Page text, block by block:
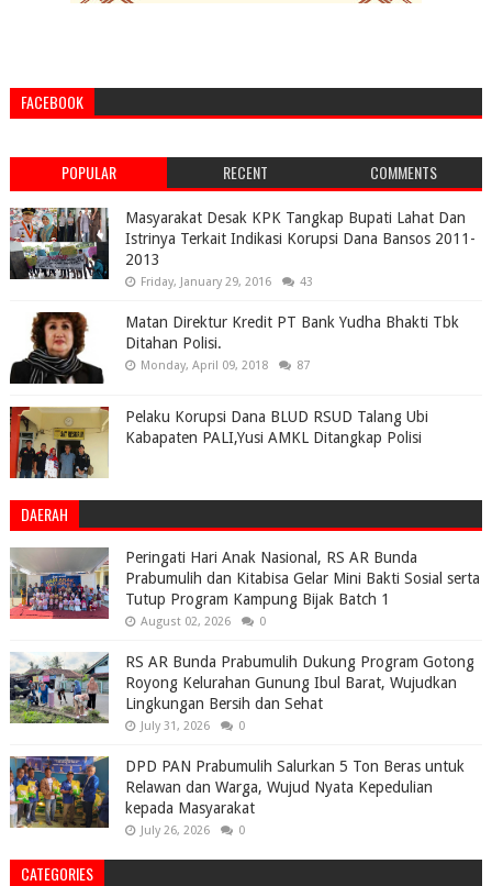
FACEBOOK
POPULAR RECENT COMMENTS
Masyarakat Desak KPK Tangkap Bupati Lahat Dan
Istrinya Terkait Indikasi Korupsi Dana Bansos 2011-
2013
Friday, January 29, 2016 43
Matan Direktur Kredit PT Bank Yudha Bhakti Tbk
Ditahan Polisi.
Monday, April 09, 2018 87
Pelaku Korupsi Dana BLUD RSUD Talang Ubi
Kabapaten PALI,Yusi AMKL Ditangkap Polisi
DAERAH
Peringati Hari Anak Nasional, RS AR Bunda
Prabumulih dan Kitabisa Gelar Mini Bakti Sosial serta
Tutup Program Kampung Bijak Batch 1
August 02, 2026 0
RS AR Bunda Prabumulih Dukung Program Gotong
Royong Kelurahan Gunung Ibul Barat, Wujudkan
Lingkungan Bersih dan Sehat
July 31, 2026 0
DPD PAN Prabumulih Salurkan 5 Ton Beras untuk
Relawan dan Warga, Wujud Nyata Kepedulian
kepada Masyarakat
July 26, 2026 0
CATEGORIES